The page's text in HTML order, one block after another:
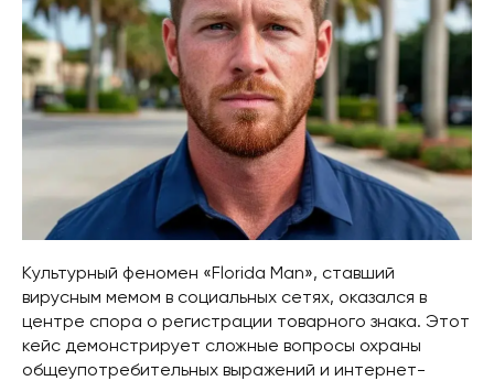
Культурный феномен «Florida Man», ставший
вирусным мемом в социальных сетях, оказался в
центре спора о регистрации товарного знака. Этот
кейс демонстрирует сложные вопросы охраны
общеупотребительных выражений и интернет-